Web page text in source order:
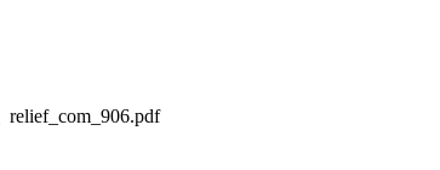
relief_com_906.pdf